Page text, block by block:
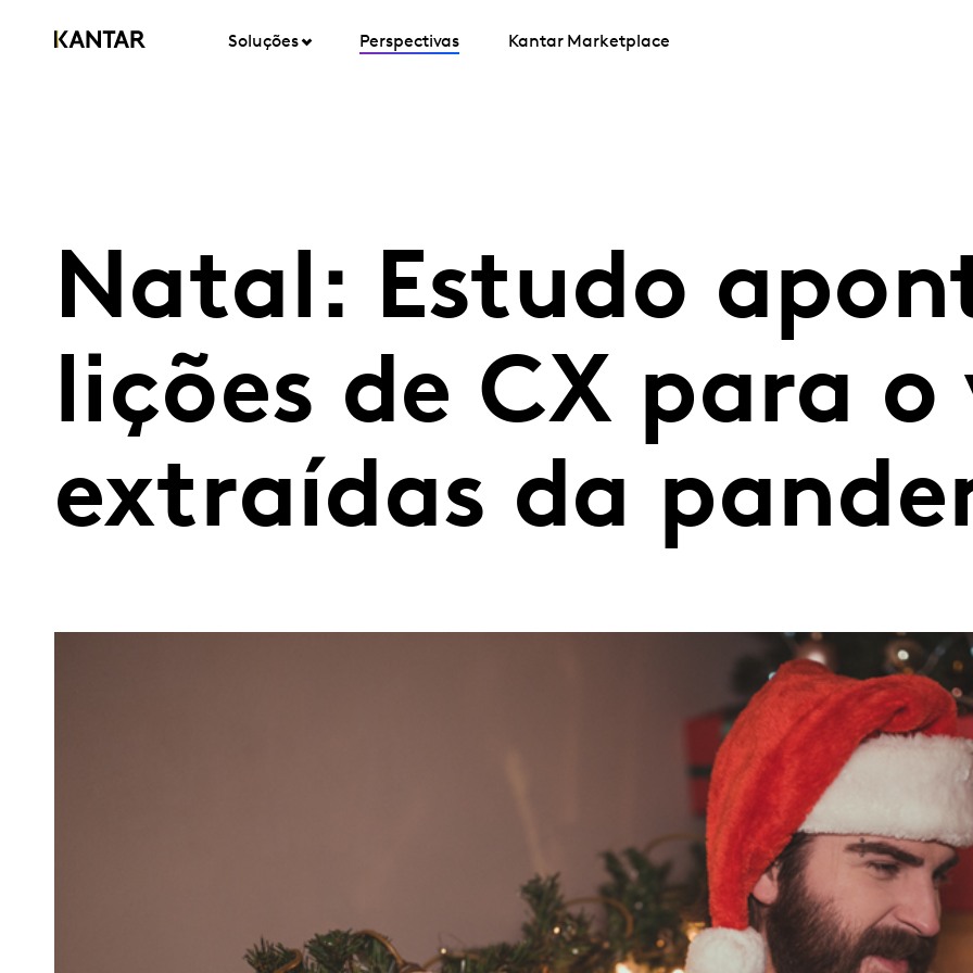
Soluções Perspectivas Kantar Marketplace
Natal: Estudo
lições de CX para o
extraídas da